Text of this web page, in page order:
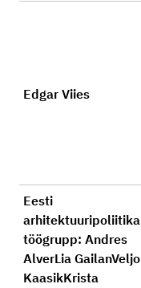
Edgar Viies
Eesti
arhitektuuripoliitika
töögrupp: Andres
AlverLia GailanVeljo
KaasikKrista